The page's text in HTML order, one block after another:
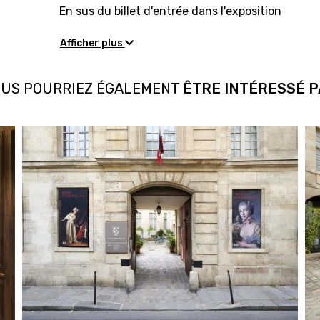
En sus du billet d'entrée dans l'exposition
Afficher plus
POURRIEZ ÉGALEMENT ÊTRE INTÉRESSÉ